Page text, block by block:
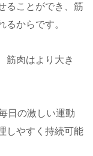
ることができ、筋
るからです。
筋肉はより大き
日の激しい運動
しやすく持続可能